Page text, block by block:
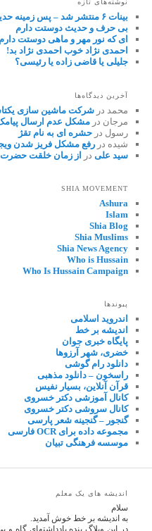
نوشته‌های تازه
بینات ۶ منتشر شد – پس زمینه حدیثی ویندوز
بی حرف و حدیث دوستت دارم
ای که نور مهر و ماهی دوستت
احمدی نژاد خوب احمدی نژاد بد!
جلیلی یا قاضی زاده یا رئیسی؟
آخرین دیدگاه‌ها
محمد درشرکت ماشین سازی
مرجان درمشکل عدم ارسال
رسول درحشره ای به نام تقژ
شیده دررفع مشکل فریز شدن
سید علی در از زمان خلقت حضرت
SHIA MOVEMENT
Ashura
Islam
Shia Blog
Shia Muslims
Shia News Agency
Who is Hussain
Who Is Hussain Campaign
پیوندها
اندروید اسلامی
اندیشه بر خط
پایگاه خبری جوان
خضری، شهر آرزوها
دانلود رام گوشی
راسخون – دانلود مذهبی
قرآن آنلاین، بسیار نفیس
کانال آموزشی دکتر خسروی
کانال سروشی دکتر خسروی
گنجور – گنجینه شعر پارسی
مجموعه داده برای OCR فارسی
موسسه فرهنگی تبیان
اندیشه های یک معلم
سلام
به اندیشه بر خط خوش آمدید.
در این وبلاگ بنده یادداشتهای